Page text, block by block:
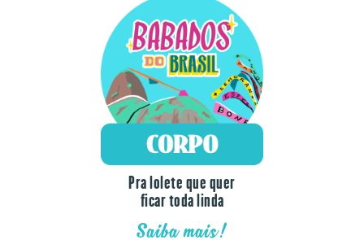
Pra lolete que quer
ficar toda linda
Saiba mais!